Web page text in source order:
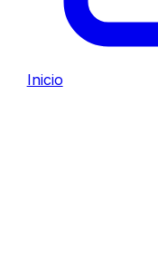
Inicio